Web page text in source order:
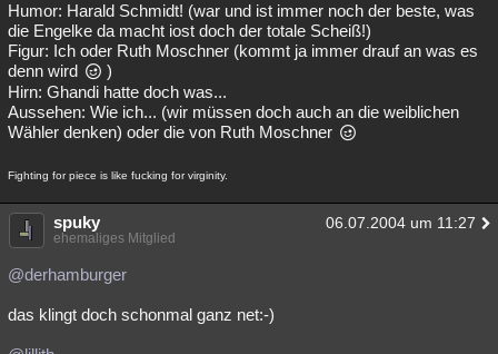
Humor: Harald Schmidt! (war und ist immer noch der beste, was
die Engelke da macht iost doch der totale Scheiß!)
Figur: Ich oder Ruth Moschner (kommt ja immer drauf an was es
denn wird
)
Hirn: Ghandi hatte doch was...
Aussehen: Wie ich... (wir müssen doch auch an die weiblichen
Wähler denken) oder die von Ruth Moschner
Fighting for piece is like fucking for virginity.
spuky 06.07.2004 um 11:27
ehemaliges Mitglied
@derhamburger
das klingt doch schonmal ganz net:-)